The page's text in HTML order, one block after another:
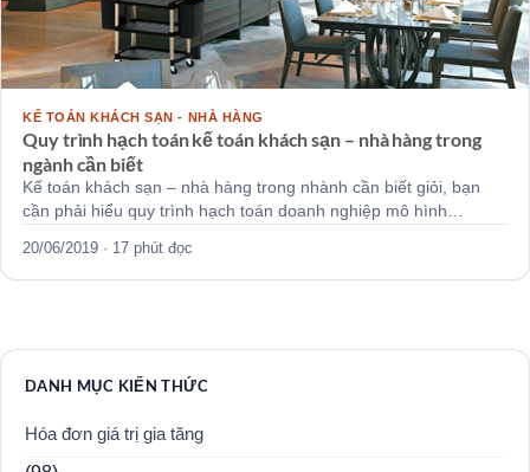
KẾ TOÁN KHÁCH SẠN - NHÀ HÀNG
Quy trình hạch toán kế toán khách sạn – nhà hàng trong
ngành cần biết
Kế toán khách sạn – nhà hàng trong nhành cần biết giỏi, bạn
cần phải hiểu quy trình hạch toán doanh nghiệp mô hình…
20/06/2019 · 17 phút đọc
DANH MỤC KIẾN THỨC
Hóa đơn giá trị gia tăng